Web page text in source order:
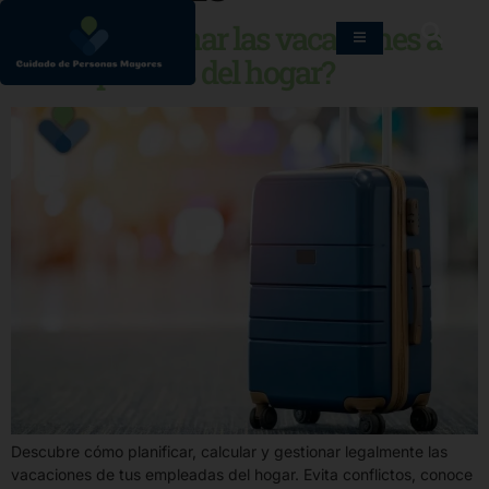
¿Cómo gestionar las vacaciones a
las empleadas del hogar?
Descubre cómo planificar, calcular y gestionar legalmente las
vacaciones de tus empleadas del hogar. Evita conflictos, conoce